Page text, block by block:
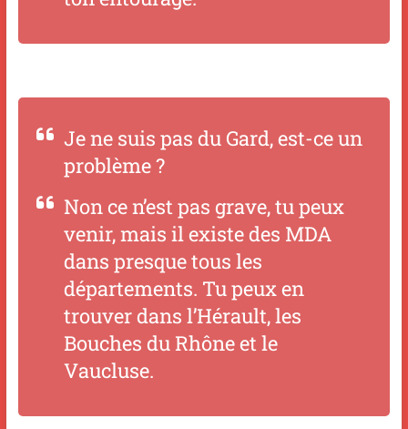
Je ne suis pas du Gard, est-ce un
problème ?
Non ce n’est pas grave, tu peux
venir, mais il existe des MDA
dans presque tous les
départements. Tu peux en
trouver dans l’Hérault, les
Bouches du Rhône et le
Vaucluse.